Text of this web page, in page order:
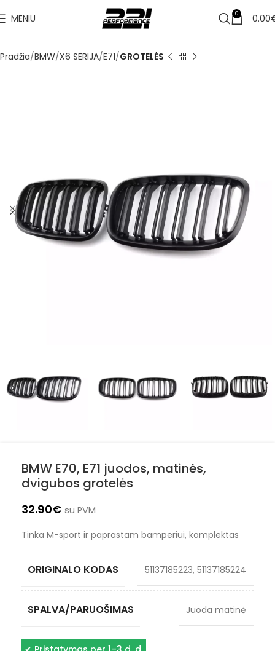
MENIU 0 0.00
Pradžia BMW X6 SERIJA E71 GROTELĖS
BMW E70, E71 juodos, matinės,
dvigubos grotelės
32.90€ su PVM
Tinka M-sport ir paprastam bamperiui, komplektas
ORIGINALO KODAS 51137185223, 51137185224
SPALVA/PARUOŠIMAS Juoda matinė